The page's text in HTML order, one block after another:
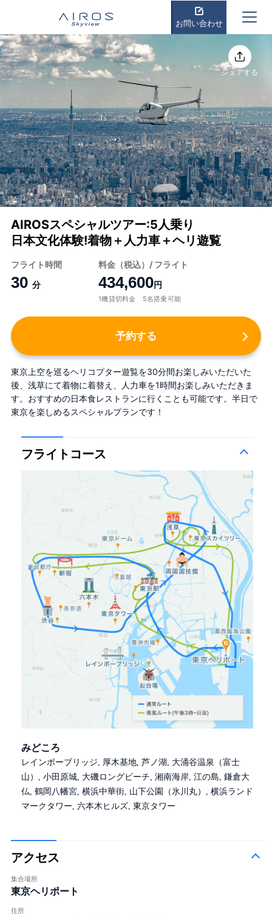
お問い合わせ
シェアする
AIROSスペシャルツアー:5人乗り
日本文化体験!着物＋人力車＋ヘリ遊覧
フライト時間
30 分
料金（税込）/ フライト
434,600円
1機貸切料金 5名搭乗可能
予約する
東京上空を巡るヘリコプター遊覧を30分間お楽しみいただいた
後、浅草にて着物に着替え、人力車を1時間お楽しみいただきま
す。おすすめの日本食レストランに行くことも可能です。半日で
東京を楽しめるスペシャルプランです！
フライトコース
みどころ
レインボーブリッジ, 厚木基地, 芦ノ湖, 大涌谷温泉（富士
山）, 小田原城, 大磯ロングビーチ, 湘南海岸, 江の島, 鎌倉大
仏, 鶴岡八幡宮, 横浜中華街, 山下公園（氷川丸）, 横浜ランド
マークタワー, 六本木ヒルズ, 東京タワー
アクセス
集合場所
東京ヘリポート
住所